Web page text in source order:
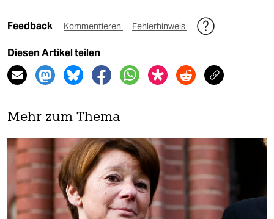
Feedback Kommentieren Fehlerhinweis
Diesen Artikel teilen
Mehr zum Thema